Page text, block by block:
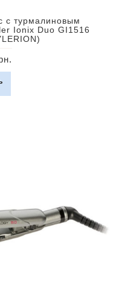
с турмалиновым
Ionix Duo GI1516